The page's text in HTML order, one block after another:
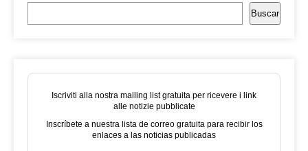
Buscar
Iscriviti alla nostra mailing list gratuita per ricevere i link
alle notizie pubblicate
Inscríbete a nuestra lista de correo gratuita para recibir los
enlaces a las noticias publicadas